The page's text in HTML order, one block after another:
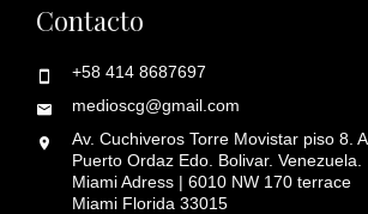
Contacto
+58 414 8687697
medioscg@gmail.com
Av. Cuchiveros Torre Movistar piso 8.
Puerto Ordaz Edo. Bolivar. Venezuela.
Miami Adress | 6010 NW 170 terrace
Miami Florida 33015